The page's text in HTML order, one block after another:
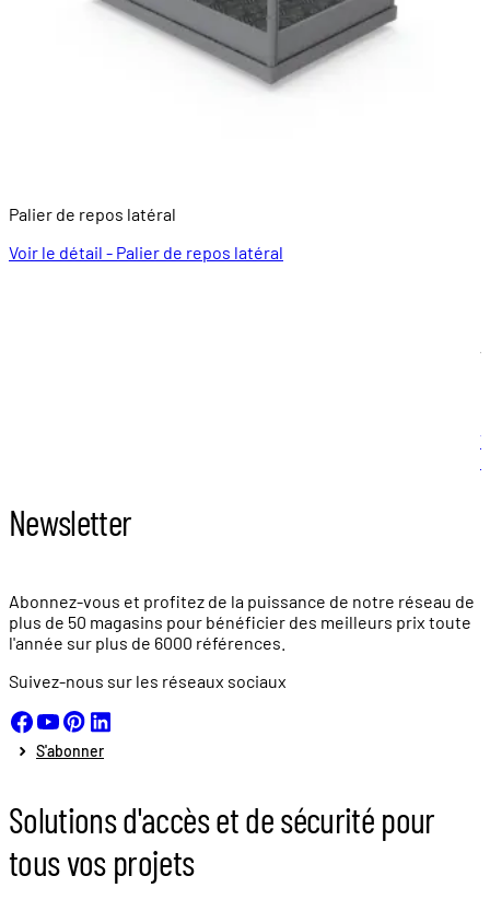
Palier de repos latéral
Voir le détail - Palier de repos latéral
Newsletter
Abonnez-vous et profitez de la puissance de notre réseau de
plus de 50 magasins pour bénéficier des meilleurs prix toute
l'année sur plus de 6000 références.
Suivez-nous sur les réseaux sociaux
S'abonner
Solutions d'accès et de sécurité pour
tous vos projets